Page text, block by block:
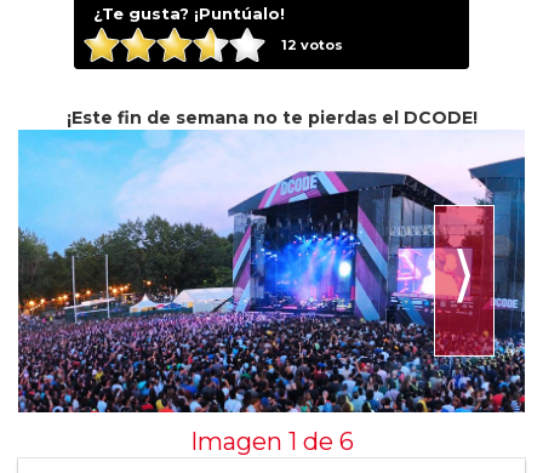
¿Te gusta? ¡Puntúalo!
12 votos
¡Este fin de semana no te pierdas el DCODE!
⟩
Imagen 1 de 6